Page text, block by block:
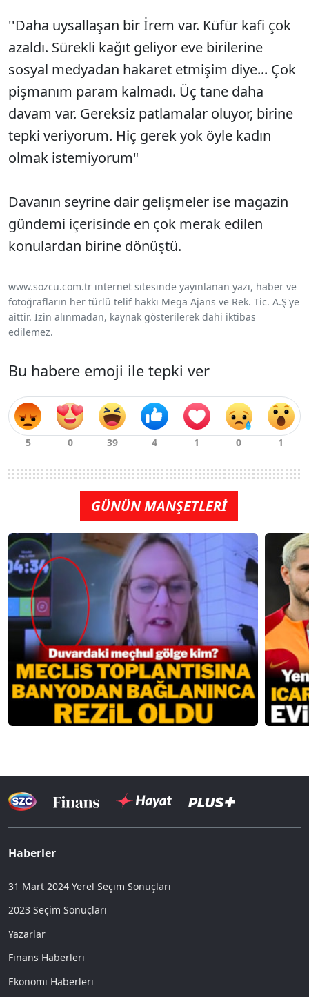
''Daha uysallaşan bir İrem var. Küfür kafi çok
azaldı. Sürekli kağıt geliyor eve birilerine
sosyal medyadan hakaret etmişim diye... Çok
pişmanım param kalmadı. Üç tane daha
davam var. Gereksiz patlamalar oluyor, birine
tepki veriyorum. Hiç gerek yok öyle kadın
olmak istemiyorum"
Davanın seyrine dair gelişmeler ise magazin
gündemi içerisinde en çok merak edilen
konulardan birine dönüştü.
www.sozcu.com.tr internet sitesinde yayınlanan yazı, haber ve
fotoğrafların her türlü telif hakkı Mega Ajans ve Rek. Tic. A.Ş'ye
aittir. İzin alınmadan, kaynak gösterilerek dahi iktibas
edilemez.
Bu habere emoji ile tepki ver
GÜNÜN MANŞETLERİ
Haberler
31 Mart 2024 Yerel Seçim Sonuçları
2023 Seçim Sonuçları
Yazarlar
Finans Haberleri
Ekonomi Haberleri